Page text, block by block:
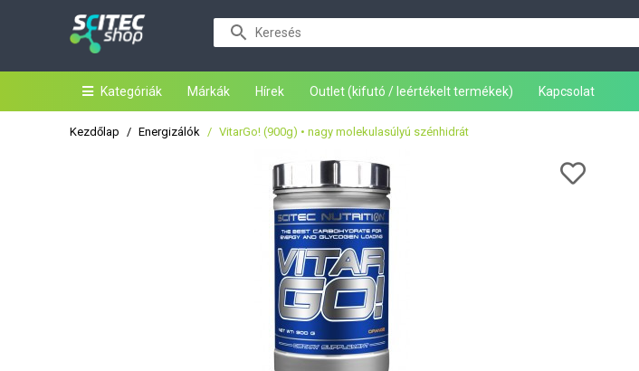
Kategóriák Márkák Hírek Outlet (kifutó / leértékelt termékek) Kapcsolat
Kezdőlap Energizálók VitarGo! (900g) • nagy molekulasúlyú szénhidrát